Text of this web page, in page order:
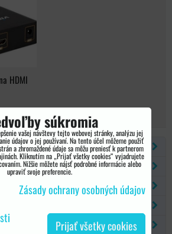
HDMI
súkromia
vašej návštevy tejto webovej stránky, analýzu jej
údajov o jej používaní. Na tento účel môžeme použiť
a zhromaždené údaje sa môžu preniesť k partnerom
Kliknutím na „Prijať všetky cookies“ vyjadrujete
Nižšie môžete nájsť podrobné informácie alebo
upraviť svoje preferencie.
Zásady ochrany osobných údajov
Prijať všetky cookies